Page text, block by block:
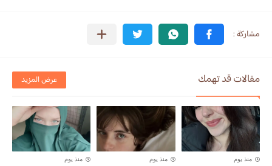
مقالات قد تهمك عرض المزيد
منذ يوم منذ يوم منذ يوم